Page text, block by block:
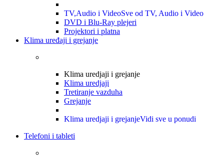
TV,Audio i VideoSve od TV, Audio i Video
DVD i Blu-Ray plejeri
Projektori i platna
Klima uređaji i grejanje
Klima uredjaji i grejanje
Klima uredjaji
Tretiranje vazduha
Grejanje
Klima uredjaji i grejanjeVidi sve u ponudi
Telefoni i tableti